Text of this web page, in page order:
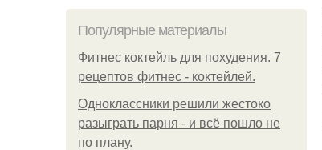
Популярные материалы
Фитнес коктейль для похудения. 7
рецептов фитнес - коктейлей.
Одноклассники решили жестоко
разыграть парня - и всё пошло не
по плану.